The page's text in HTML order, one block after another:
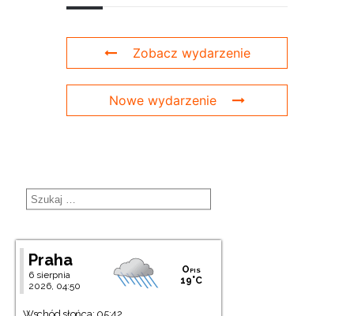
Zobacz wydarzenie
Nowe wydarzenie
Praha
6 sierpnia
2026, 04:50
Opis
19°C